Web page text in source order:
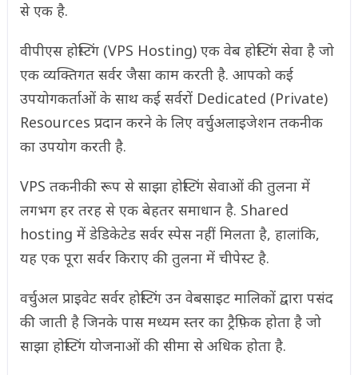
से एक है.
वीपीएस होस्टिंग (VPS Hosting) एक वेब होस्टिंग सेवा है जो
एक व्यक्तिगत सर्वर जैसा काम करती है. आपको कई
उपयोगकर्ताओं के साथ कई सर्वरों Dedicated (Private)
Resources प्रदान करने के लिए वर्चुअलाइजेशन तकनीक
का उपयोग करती है.
VPS तकनीकी रूप से साझा होस्टिंग सेवाओं की तुलना में
लगभग हर तरह से एक बेहतर समाधान है. Shared
hosting में डेडिकेटेड सर्वर स्पेस नहीं मिलता है, हालांकि,
यह एक पूरा सर्वर किराए की तुलना में चीपेस्ट है.
वर्चुअल प्राइवेट सर्वर होस्टिंग उन वेबसाइट मालिकों द्वारा पसंद
की जाती है जिनके पास मध्यम स्तर का ट्रैफ़िक होता है जो
साझा होस्टिंग योजनाओं की सीमा से अधिक होता है.